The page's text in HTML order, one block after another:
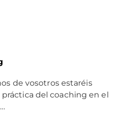
de vosotros estaréis
del coaching en el